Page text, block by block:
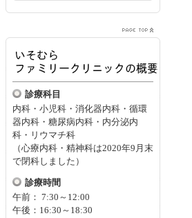
診療科目
内科・小児科・消化器内科・循環
器内科・糖尿病内科・内分泌内
科・リウマチ科
（心療内科・精神科は2020年9月末
で閉科しました）
診療時間
午前： 7:30～12:00
午後：16:30～18:30